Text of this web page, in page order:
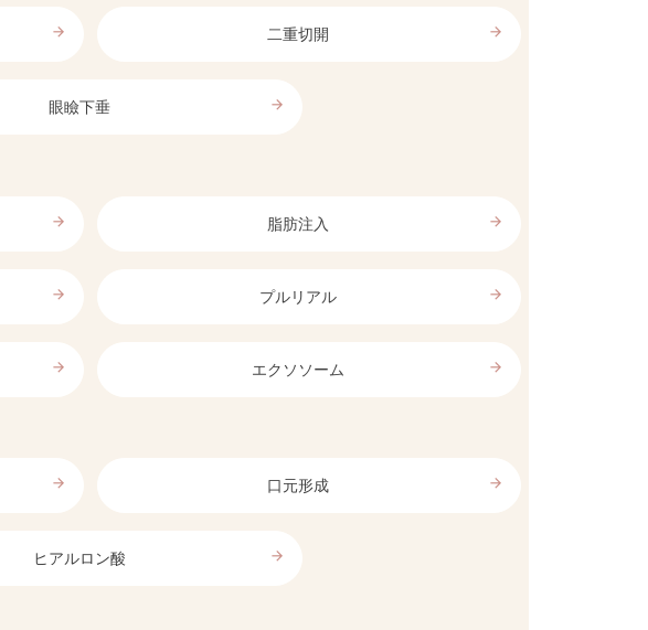
arrow_forward 二重切開 arrow_forward
眼瞼下垂 arrow_forward
arrow_forward 脂肪注入 arrow_forward
arrow_forward プルリアル arrow_forward
arrow_forward エクソソーム arrow_forward
arrow_forward 口元形成 arrow_forward
ヒアルロン酸 arrow_forward